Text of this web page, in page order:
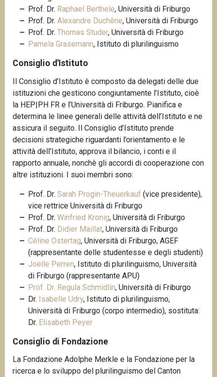
Prof. Dr. Raphael Berthele, Università di Friburgo
Prof. Dr. Alexandre Duchêne, Università di Friburgo
Prof. Dr. Thomas Studer, Università di Friburgo
Pamela Grasemann, Istituto di plurilinguismo
Consiglio d'Istituto
Il Consiglio d’Istituto è composto da delegati delle due
istituzioni che gesticono congiuntamente l’Istituto, cioè
la HEP|PH FR e l’Università di Friburgo. Pianifica e
determina le linee generali delle attività dell’Istituto e ne
assicura il seguito. Il Consiglio d’Istituto prende
decisioni strategiche riguardanti l’orientamento e le
attività dell’Istituto, approva il bilancio, i conti e il
rapporto annuale, nonchè gli accordi di cooperazione con
altre istituzioni. I suoi membri sono:
Prof. Dr. Sarah Progin-Theuerkauf (vice presidente),
vice rettrice Università di Friburgo
Prof. Dr. Winfried Kronig, Università di Friburgo
Prof. Dr. Didier Maillat, Università di Friburgo
Céline Ostertag, Università di Friburgo, AGEF
(rappresentante delle studentesse e degli studenti)
Joëlle Perren, Istituto di plurilinguismo, Università
di Friburgo (rappresentante APU)
Prof. Dr. Regula Schmidlin, Università di Friburgo
Dr. Isabelle Udry, Istituto di plurilinguismo,
Università di Friburgo (corpo intermedio), sostituta:
Dr. Elisabeth Peyer
Consiglio di Fondazione
La Fondazione Adolphe Merkle e la Fondazione per la
ricerca e lo sviluppo del plurilinguismo del Canton